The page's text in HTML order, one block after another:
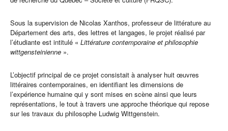
Sous la supervision de Nicolas Xanthos, professeur de littérature au
Département des arts, des lettres et langages, le projet réalisé par
l’étudiante est intitulé « Littérature contemporaine et philosophie
wittgensteinienne ».
L’objectif principal de ce projet consistait à analyser huit œuvres
littéraires contemporaines, en identifiant les dimensions de
l’expérience humaine qui y sont mises en scène ainsi que leurs
représentations, le tout à travers une approche théorique qui repose
sur les travaux du philosophe Ludwig Wittgenstein.